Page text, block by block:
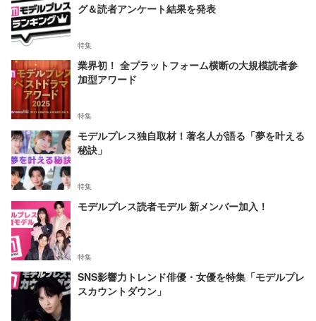
グ＆読者アンケート結果を発表
特集
業界初！ 全プラットフォーム横断の大規模読者参
加型アワード
特集
モデルプレス独自取材！著名人が語る「夢を叶える
秘訣」
特集
モデルプレス読者モデル 新メンバー加入！
特集
SNS影響力トレンド俳優・女優を特集「モデルプレ
スカウントダウン」